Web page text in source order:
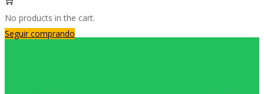
No products in the cart.
Seguir comprando